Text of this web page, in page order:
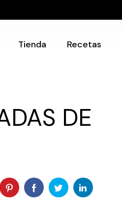
Tienda Recetas
DE